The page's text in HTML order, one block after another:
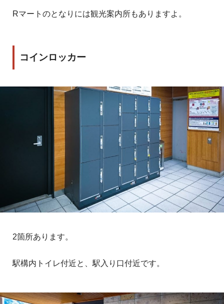
Rマートのとなりには観光案内所もありますよ。
コインロッカー
2箇所あります。
駅構内トイレ付近と、駅入り口付近です。